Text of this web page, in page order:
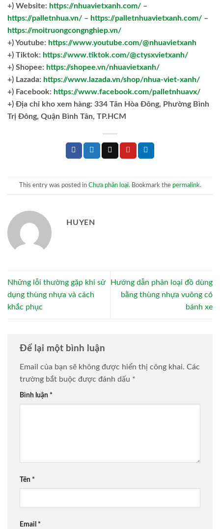
+) Website: https://nhuavietxanh.com/ –
https://palletnhua.vn/ – https://palletnhuavietxanh.com/ –
https://moitruongcongnghiep.vn/
+) Youtube: https://www.youtube.com/@nhuavietxanh
+) Tiktok: https://www.tiktok.com/@ctysxvietxanh/
+) Shopee: https://shopee.vn/nhuavietxanh/
+) Lazada: https://www.lazada.vn/shop/nhua-viet-xanh/
+) Facebook: https://www.facebook.com/palletnhuavx/
+) Địa chỉ kho xem hàng: 334 Tân Hòa Đông, Phường Bình
Trị Đông, Quận Bình Tân, TP.HCM
This entry was posted in Chưa phân loại. Bookmark the permalink.
HUYEN
Những lỗi thường gặp khi sử
dụng thùng nhựa và cách
khắc phục
Hướng dẫn phân loại đồ dùng
bằng thùng nhựa vuông có
bánh xe
Để lại một bình luận
Email của bạn sẽ không được hiển thị công khai. Các
trường bắt buộc được đánh dấu *
Bình luận *
Tên *
Email *